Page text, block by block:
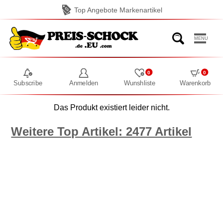
Top Angebote Markenartikel
MENU
Subscribe Anmelden Wunshliste
0
Warenkorb
0
Das Produkt existiert leider nicht.
Weitere Top Artikel: 2477 Artikel